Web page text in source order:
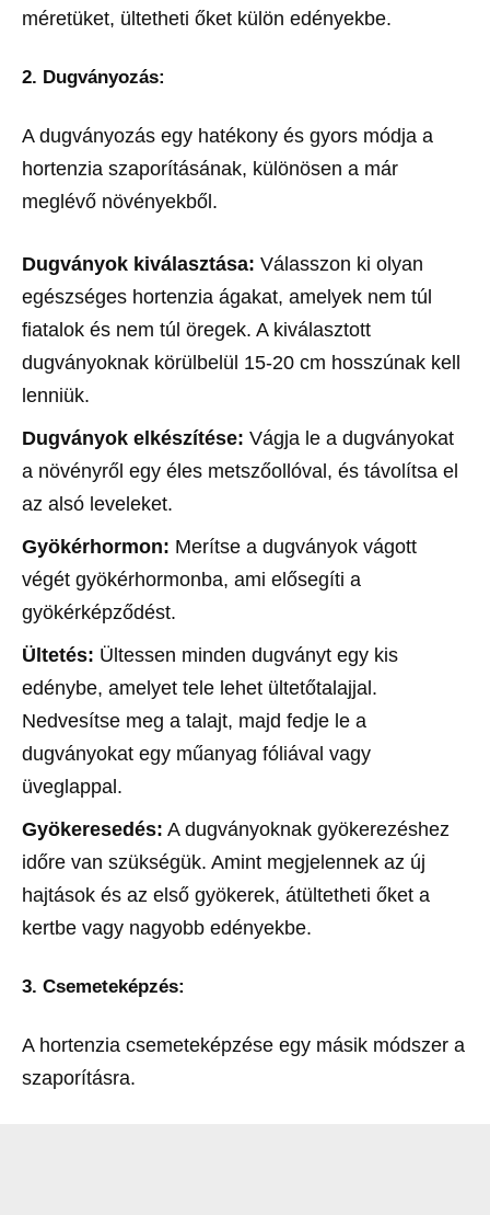
méretüket, ültetheti őket külön edényekbe.
2. Dugványozás:
A dugványozás egy hatékony és gyors módja a
hortenzia szaporításának, különösen a már
meglévő növényekből.
Dugványok kiválasztása: Válasszon ki olyan
egészséges hortenzia ágakat, amelyek nem túl
fiatalok és nem túl öregek. A kiválasztott
dugványoknak körülbelül 15-20 cm hosszúnak kell
lenniük.
Dugványok elkészítése: Vágja le a dugványokat
a növényről egy éles metszőollóval, és távolítsa el
az alsó leveleket.
Gyökérhormon: Merítse a dugványok vágott
végét gyökérhormonba, ami elősegíti a
gyökérképződést.
Ültetés: Ültessen minden dugványt egy kis
edénybe, amelyet tele lehet ültetőtalajjal.
Nedvesítse meg a talajt, majd fedje le a
dugványokat egy műanyag fóliával vagy
üveglappal.
Gyökeresedés: A dugványoknak gyökerezéshez
időre van szükségük. Amint megjelennek az új
hajtások és az első gyökerek, átültetheti őket a
kertbe vagy nagyobb edényekbe.
3. Csemeteképzés:
A hortenzia csemeteképzése egy másik módszer a
szaporításra.